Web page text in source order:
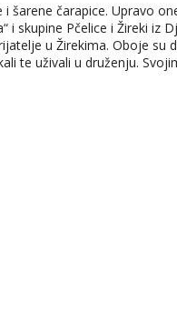
čarapice. Upravo
Pčelice i Žireki iz
u Žirekima. Oboje su
te uživali u druženju.